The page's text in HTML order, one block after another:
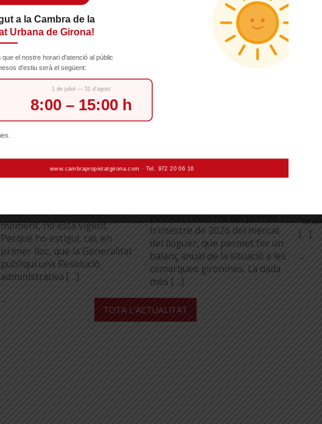
Actualització del
mapa de zones
tensionades: 53
municipis s’hi
incorporaran i 22 en
sortiran
Figueres i Banyoles deixaran de
ser zona tensionada si ho
autoritza el Ministeri
mentre que s’hi sumaran 16
municipis més de les
modificació del mapa, de
moment, no està vigent.
Perquè ho estigui, cal, en
primer lloc, que la Generalitat
publiqui una Resolució
administrativa […]
...
El primer trimestre
de l’any va tancar
amb un fort
increment dels
contractes de lloguer
després d’anys de
continuada
disminuir durant el primer
trimestre de 2026, a excepció
publicat l’informe del primer
trimestre de 2026 del mercat
del lloguer, que permet fer un
balanç anual de la situació a les
comarques gironines. La dada
més […]
...
La
8/
[…]
...
TOTA L'ACTUALITAT